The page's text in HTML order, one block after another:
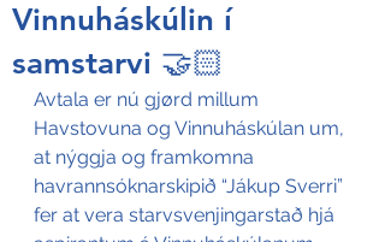
Vinnuháskúlin í
samstarvi 🤝🏻
Avtala er nú gjørd millum
Havstovuna og Vinnuháskúlan um,
at nýggja og framkomna
havrannsóknarskipið “Jákup Sverri”
fer at vera starvsvenjingarstað hjá